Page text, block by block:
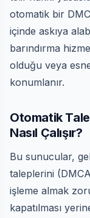
otomatik bir
içinde askıya
barındırma
olduğu veya
konumlanır.
Otomatik
Nasıl Çalışır?
Bu sunucular,
taleplerini
işleme almak
kapatılması